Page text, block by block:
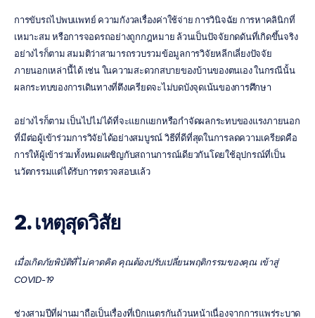
การขับรถไปพบแพทย์ ความกังวลเรื่องค่าใช้จ่าย การวินิจฉัย การหาคลินิกที่
เหมาะสม หรือการจอดรถอย่างถูกกฎหมาย ล้วนเป็นปัจจัยกดดันที่เกิดขึ้นจริง
อย่างไรก็ตาม สมมติว่าสามารถรวบรวมข้อมูลการวิจัยหลีกเลี่ยงปัจจัย
ภายนอกเหล่านี้ได้ เช่น ในความสะดวกสบายของบ้านของตนเอง ในกรณีนั้น
ผลกระทบของการเดินทางที่ตึงเครียดจะไม่บดบังจุดเน้นของการศึกษา
อย่างไรก็ตาม เป็นไปไม่ได้ที่จะแยกแยกหรือกำจัดผลกระทบของแรงภายนอก
ที่มีต่อผู้เข้าร่วมการวิจัยได้อย่างสมบูรณ์ วิธีที่ดีที่สุดในการลดความเครียดคือ
การให้ผู้เข้าร่วมทั้งหมดเผชิญกับสถานการณ์เดียวกันโดยใช้อุปกรณ์ที่เป็น
นวัตกรรมแต่ได้รับการตรวจสอบแล้ว
2. เหตุสุดวิสัย
เมื่อเกิดภัยพิบัติที่ไม่คาดคิด คุณต้องปรับเปลี่ยนพฤติกรรมของคุณ เข้าสู่
COVID-19
ช่วงสามปีที่ผ่านมาถือเป็นเรื่องที่เบิกเนตรกันถ้วนหน้าเนื่องจากการแพร่ระบาด